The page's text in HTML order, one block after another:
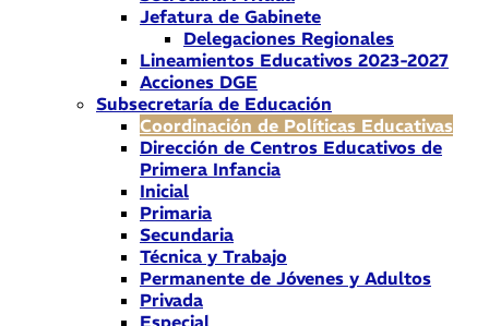
Jefatura de Gabinete
Delegaciones Regionales
Lineamientos Educativos 2023-2027
Acciones DGE
Subsecretaría de Educación
Coordinación de Políticas Educativas
Dirección de Centros Educativos de
Primera Infancia
Inicial
Primaria
Secundaria
Técnica y Trabajo
Permanente de Jóvenes y Adultos
Privada
Especial